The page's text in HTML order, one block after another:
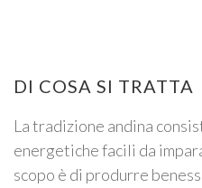
DI COSA SI TRATTA
La tradizione andina
energetiche facili da
scopo è di produrre